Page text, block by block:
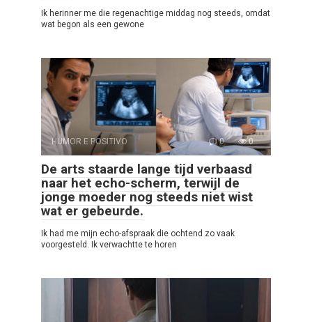
Ik herinner me die regenachtige middag nog steeds, omdat
wat begon als een gewone
HUMOR E POSITIVO 0 0
De arts staarde lange tijd verbaasd
naar het echo-scherm, terwijl de
jonge moeder nog steeds niet wist
wat er gebeurde.
Ik had me mijn echo-afspraak die ochtend zo vaak
voorgesteld. Ik verwachtte te horen